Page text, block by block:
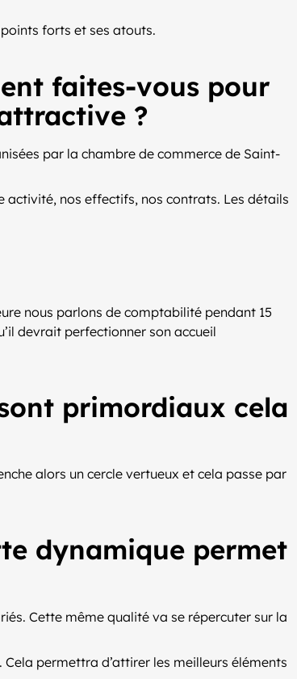
forts et ses atouts.
faites-vous pour
?
par la chambre de commerce de Saint-
activité, nos effectifs, nos contrats. Les détails
nous parlons de comptabilité pendant 15
devrait perfectionner son accueil
primordiaux cela
alors un cercle vertueux et cela passe par
dynamique permet
Cette même qualité va se répercuter sur la
. Cela permettra d’attirer les meilleurs éléments